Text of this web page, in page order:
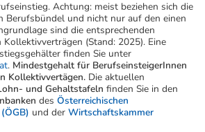
Achtung: meist beziehen sich die
Berufsbündel und nicht nur auf den einen
sind die entsprechenden
(Stand: 2025). Eine
finden Sie unter
. Mindestgehalt für BerufseinsteigerInnen
Kollektivvertägen. Die aktuellen
und Gehaltstafeln finden Sie in den
des Österreichischen
und der Wirtschaftskammer